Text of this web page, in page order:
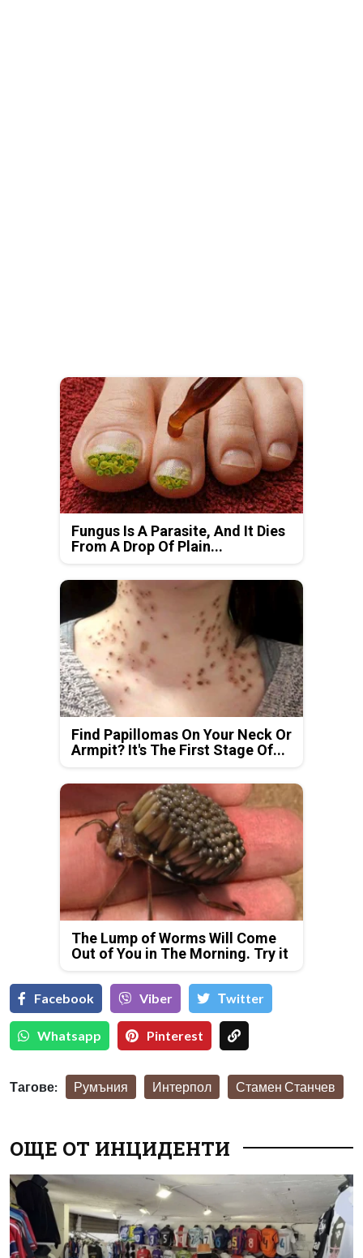
Fungus Is A Parasite, And It Dies
From A Drop Of Plain...
Find Papillomas On Your Neck Or
Armpit? It's The First Stage Of...
The Lump of Worms Will Come
Out of You in The Morning. Try it
Facebook Viber Тwitter
Whatsapp Pinterest
Тагове: Румъния Интерпол Стамен Станчев
ОЩЕ ОТ ИНЦИДЕНТИ